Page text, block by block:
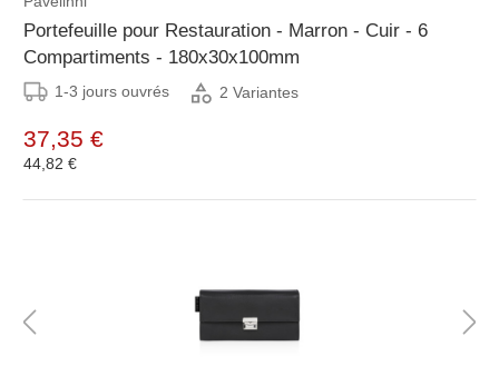
Portefeuille pour Restauration - Marron - Cuir - 6
Compartiments - 180x30x100mm
1-3 jours ouvrés 2 Variantes
37,35 €
44,82 €